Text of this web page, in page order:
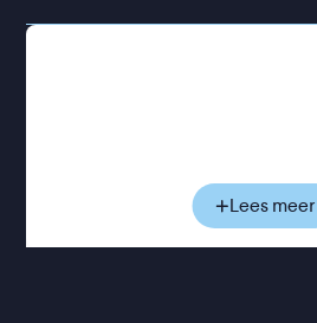
In het eerste deel reist een
jeugd en en complexe relatie
, het laatste deel,
en haar broer hun ouderlijk
Lees meer